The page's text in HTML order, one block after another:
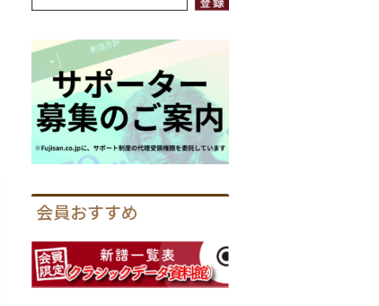
会員おすすめ